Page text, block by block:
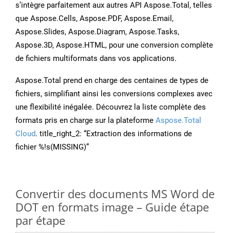
s’intègre parfaitement aux autres API Aspose.Total, telles
que Aspose.Cells, Aspose.PDF, Aspose.Email,
Aspose.Slides, Aspose.Diagram, Aspose.Tasks,
Aspose.3D, Aspose.HTML, pour une conversion complète
de fichiers multiformats dans vos applications.
Aspose.Total prend en charge des centaines de types de
fichiers, simplifiant ainsi les conversions complexes avec
une flexibilité inégalée. Découvrez la liste complète des
formats pris en charge sur la plateforme Aspose.Total
Cloud. title_right_2: “Extraction des informations de
fichier %!s(MISSING)”
Convertir des documents MS Word de
DOT en formats image – Guide étape
par étape